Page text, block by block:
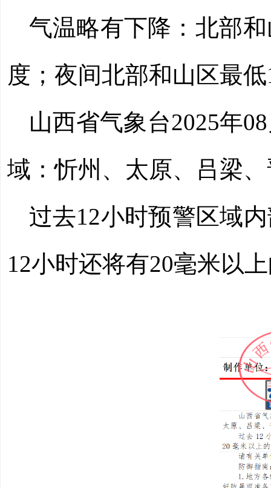
气温略有下降：北部
度；夜间北部和山区最
山西省气象台2025年
域：忻州、太原、吕梁
过去12小时预警区域
12小时还将有20毫米以